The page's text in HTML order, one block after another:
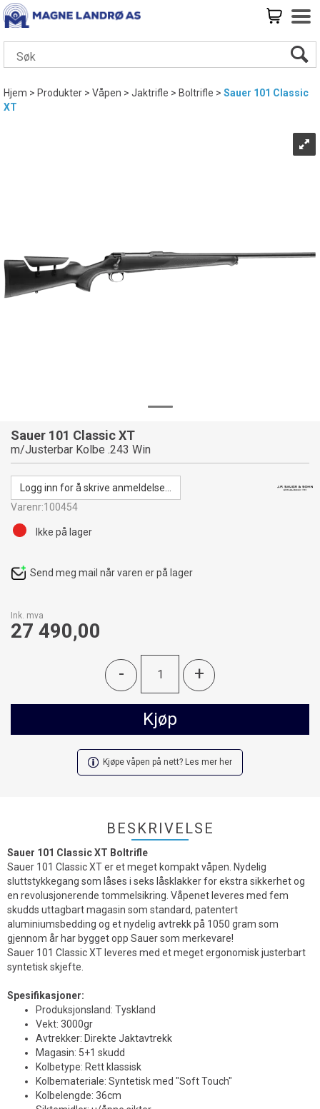
Hjem>Produkter>Våpen>Jaktrifle>Boltrifle>Sauer 101 Classic
XT
Sauer 101 Classic XT
m/Justerbar Kolbe .243 Win
Logg inn for å skrive anmeldelse...
Varenr:100454
Ink. mva
27 490,00
- +
Kjøp
Ikke på lager
Send meg mail når varen er på lager
Kjøpe våpen på nett? Les mer her
BESKRIVELSE
Sauer 101 Classic XT Boltrifle
Sauer 101 Classic XT er et meget kompakt våpen. Nydelig
sluttstykkegang som låses i seks låsklakker for ekstra sikkerhet og
en revolusjonerende tommelsikring. Våpenet leveres med fem
skudds uttagbart magasin som standard, patentert
aluminiumsbedding og et nydelig avtrekk på 1050 gram som
gjennom år har bygget opp Sauer som merkevare!
Sauer 101 Classic XT leveres med et meget ergonomisk justerbart
syntetisk skjefte.
Spesifikasjoner:
Produksjonsland: Tyskland
Vekt: 3000gr
Avtrekker: Direkte Jaktavtrekk
Magasin: 5+1 skudd
Kolbetype: Rett klassisk
Kolbemateriale: Syntetisk med "Soft Touch"
Kolbelengde: 36cm